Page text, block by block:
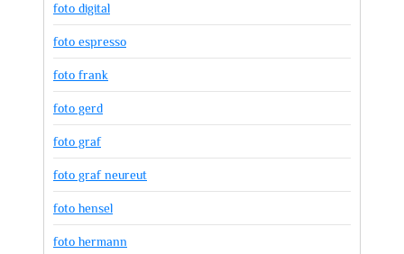
foto digital
foto espresso
foto frank
foto gerd
foto graf
foto graf neureut
foto hensel
foto hermann